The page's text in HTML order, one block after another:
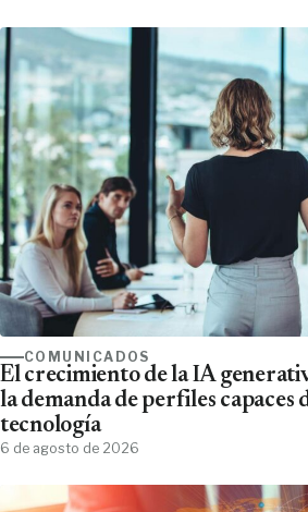
COMUNICADOS
El crecimiento de la IA
la demanda de perfiles capaces
tecnología
6 de agosto de 2026